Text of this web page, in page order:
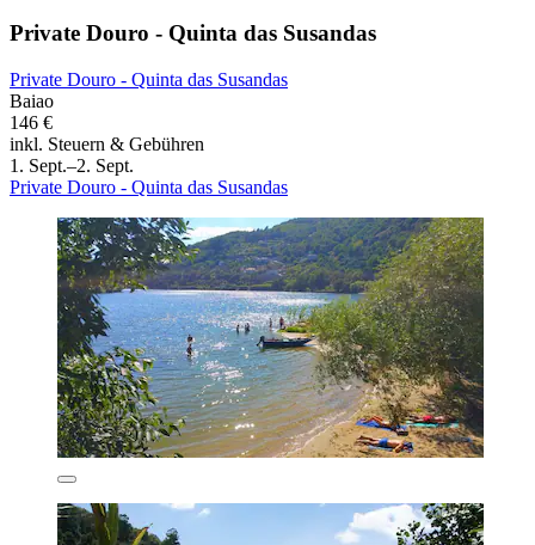
Private Douro - Quinta das Susandas
Private Douro - Quinta das Susandas
Baiao
146 €
inkl. Steuern & Gebühren
1. Sept.–2. Sept.
Private Douro - Quinta das Susandas